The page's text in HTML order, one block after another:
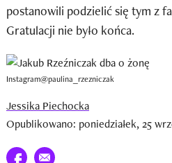
postanowili podzielić się tym z
Gratulacji nie było końca.
Instagram@paulina_rzezniczak
Jessika Piechocka
Opublikowano: poniedziałek, 25
Udostępnij na facebook
E-mail do przyjaciela